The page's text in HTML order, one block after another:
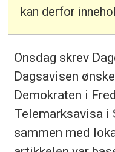
kan derfor
Onsdag skrev
Dagsavisen
Demokraten i
Telemarksavisa i
sammen med